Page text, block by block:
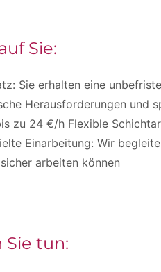
Sie:
Sie erhalten eine
Herausforderungen und
zu 24 €/h Flexible
Einarbeitung: Wir
arbeiten können
Sie tun: